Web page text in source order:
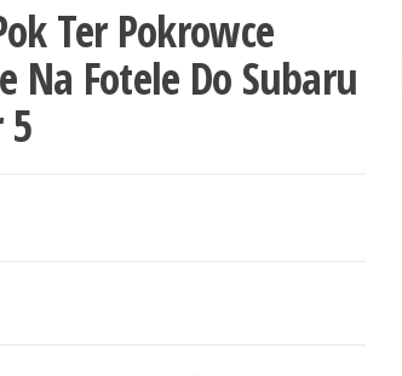
Ter Pokrowce
Na Fotele Do Subaru
5